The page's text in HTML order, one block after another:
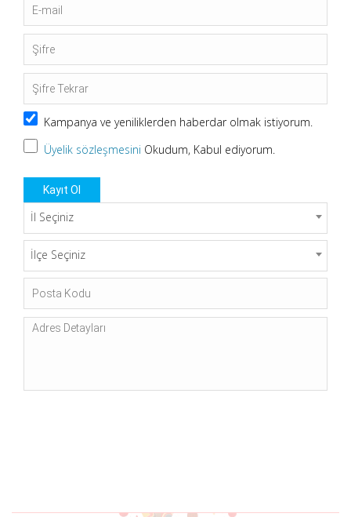
Kampanya ve yeniliklerden haberdar olmak istiyorum.
Üyelik sözleşmesini Okudum, Kabul ediyorum.
Kayıt Ol
İl Seçiniz
İlçe Seçiniz